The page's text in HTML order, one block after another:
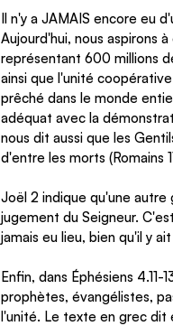
Il n'y a JAMAIS encore eu
Aujourd'hui, nous aspirons
représentant 600 millions
ainsi que l'unité
prêché dans le monde
adéquat avec la
nous dit aussi que les
d'entre les morts (Romains
Joël 2 indique qu'une
jugement du Seigneur.
jamais eu lieu, bien qu'il y
Enfin, dans Éphésiens
prophètes, évangélistes,
l'unité. Le texte en grec dit